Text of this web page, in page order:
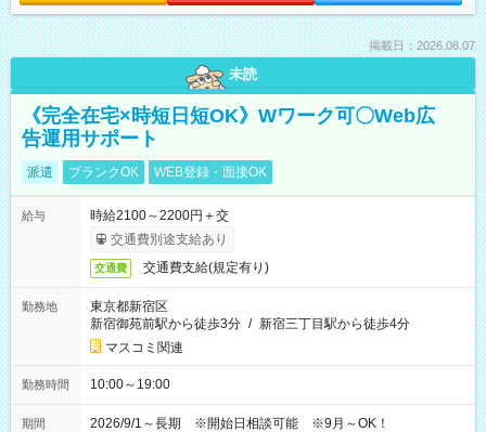
掲載日：2026.08.07
未読
《完全在宅×時短日短OK》Wワーク可〇Web広
告運用サポート
派遣 ブランクOK WEB登録・面接OK
給与
時給2100～2200円＋交
交通費別途支給あり
交通費 交通費支給(規定有り)
勤務地
東京都新宿区
新宿御苑前駅から徒歩3分 / 新宿三丁目駅から徒歩4分
マスコミ関連
勤務時間 10:00～19:00
期間 2026/9/1～長期 ※開始日相談可能 ※9月～OK！